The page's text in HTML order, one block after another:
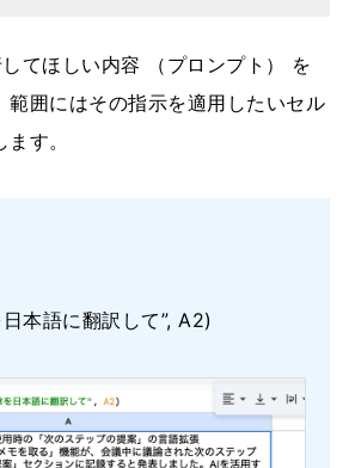
てほしい内容 （プロンプト） を
範囲にはその指示を適用したいセル
す。
本語に翻訳して”, A2)